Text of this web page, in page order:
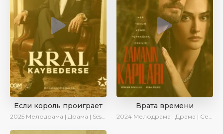
Если король проиграет
2025 Мелодрама | Драма | SesDizi | Ирина Котова | AlisaDirilis | Turok1990 | Новинки | Сериалы 2025
Врата времени
2024 Мелодрама | Драма | Сериалы 2024